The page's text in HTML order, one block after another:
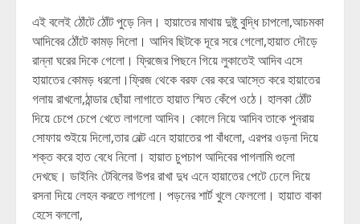
এই বলেই ঠোঁটে ঠোঁট পুড়ে নিল। হায়াতের মাথায় দুষ্টু বুদ্ধি চাপলো,আচমকা
আদিবের ঠোঁটে কামড় দিলো। আদিব ছিটকে দূরে সরে গেলো,হায়াত দৌড়ে
রান্না ঘরের দিকে গেলো। ফ্রিজের পিছনে গিয়ে লুকাতেই আদিব এসে
হায়াতের কোমড় ধরলো।ফ্রিজ থেকে বরফ বের করে আস্তে করে হায়াতের
গলায় রাখলো,ঠান্ডার ছোঁয়া লাগাতে হায়াত স্মিত কেঁপে ওঠে। হালকা ঠোঁট
দিয়ে চেপে চেপে খেতে লাগলো আদিব। কোলে নিয়ে আদিব তাকে পুনরায়
সোফায় শুইয়ে দিলো,তার বেল্ট এনে হায়াতের পা বাঁধলো, এরপর ওড়না দিয়ে
শক্ত করে হাত বেধে নিলো। হায়াত চুপচাপ আদিবের পাগলামি গুলো
দেখছে। ডাইনিং টেবিলের উপর রাখা দুধ এনে হায়াতের পেটে ঢেলে দিয়ে
রসনা দিয়ে লেহন করতে লাগলো। পড়নের শার্ট খুলে ফেললো। হায়াত বাকা
হেসে বললো,